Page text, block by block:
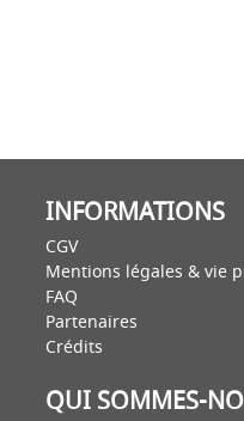
INFORMATIONS
CGV
Mentions légales & vie
FAQ
Partenaires
Crédits
QUI SOMMES-